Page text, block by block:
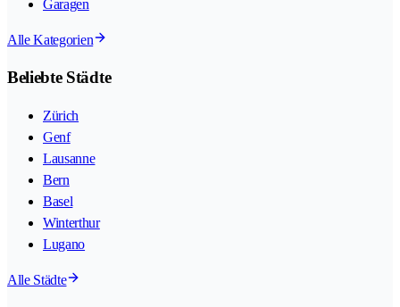
Garagen
Alle Kategorien
Beliebte Städte
Zürich
Genf
Lausanne
Bern
Basel
Winterthur
Lugano
Alle Städte